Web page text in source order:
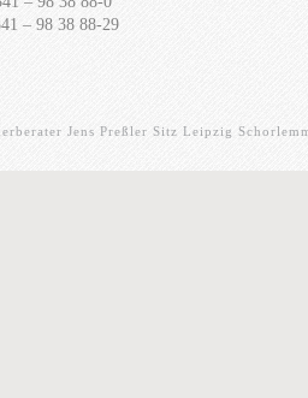
– 98 38 88-29
Jens Preßler Sitz Leipzig